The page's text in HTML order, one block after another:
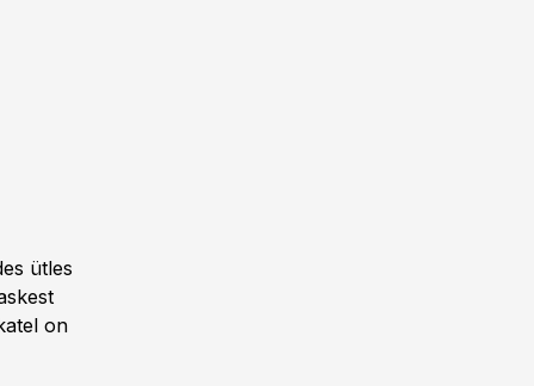
ütles
on